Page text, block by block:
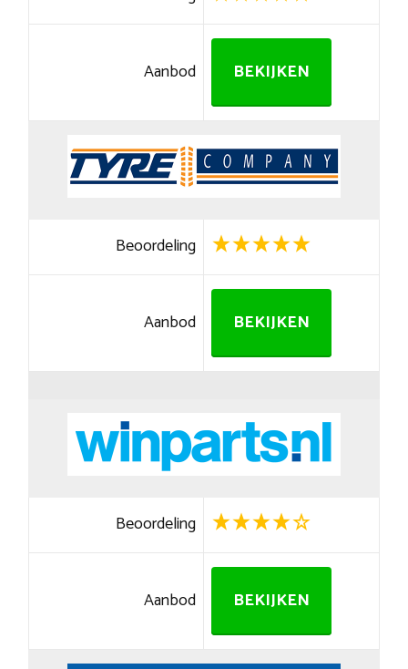
Aanbod BEKIJKEN
Beoordeling
Aanbod BEKIJKEN
Beoordeling
Aanbod BEKIJKEN